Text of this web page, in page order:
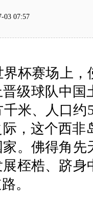
07:57
赛场上，
级球队中
千米、人口
，这个西非
。佛得角
桎梏、跻
。